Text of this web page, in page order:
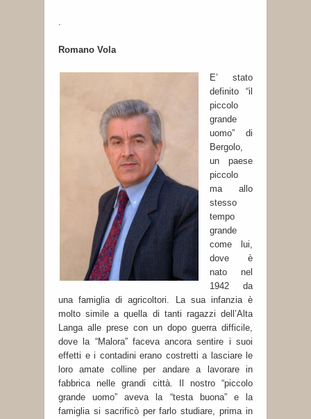
.
Romano Vola
E’ stato
definito “il
piccolo
grande
uomo” di
Bergolo,
un paese
piccolo
ma allo
stesso
tempo
grande
come lui,
dove è
nato nel
1942 da
una famiglia di agricoltori. La sua infanzia è
molto simile a quella di tanti ragazzi dell’Alta
Langa alle prese con un dopo guerra difficile,
dove la “Malora” faceva ancora sentire i suoi
effetti e i contadini erano costretti a lasciare le
loro amate colline per andare a lavorare in
fabbrica nelle grandi città. Il nostro “piccolo
grande uomo” aveva la “testa buona” e la
famiglia si sacrificò per farlo studiare, prima in